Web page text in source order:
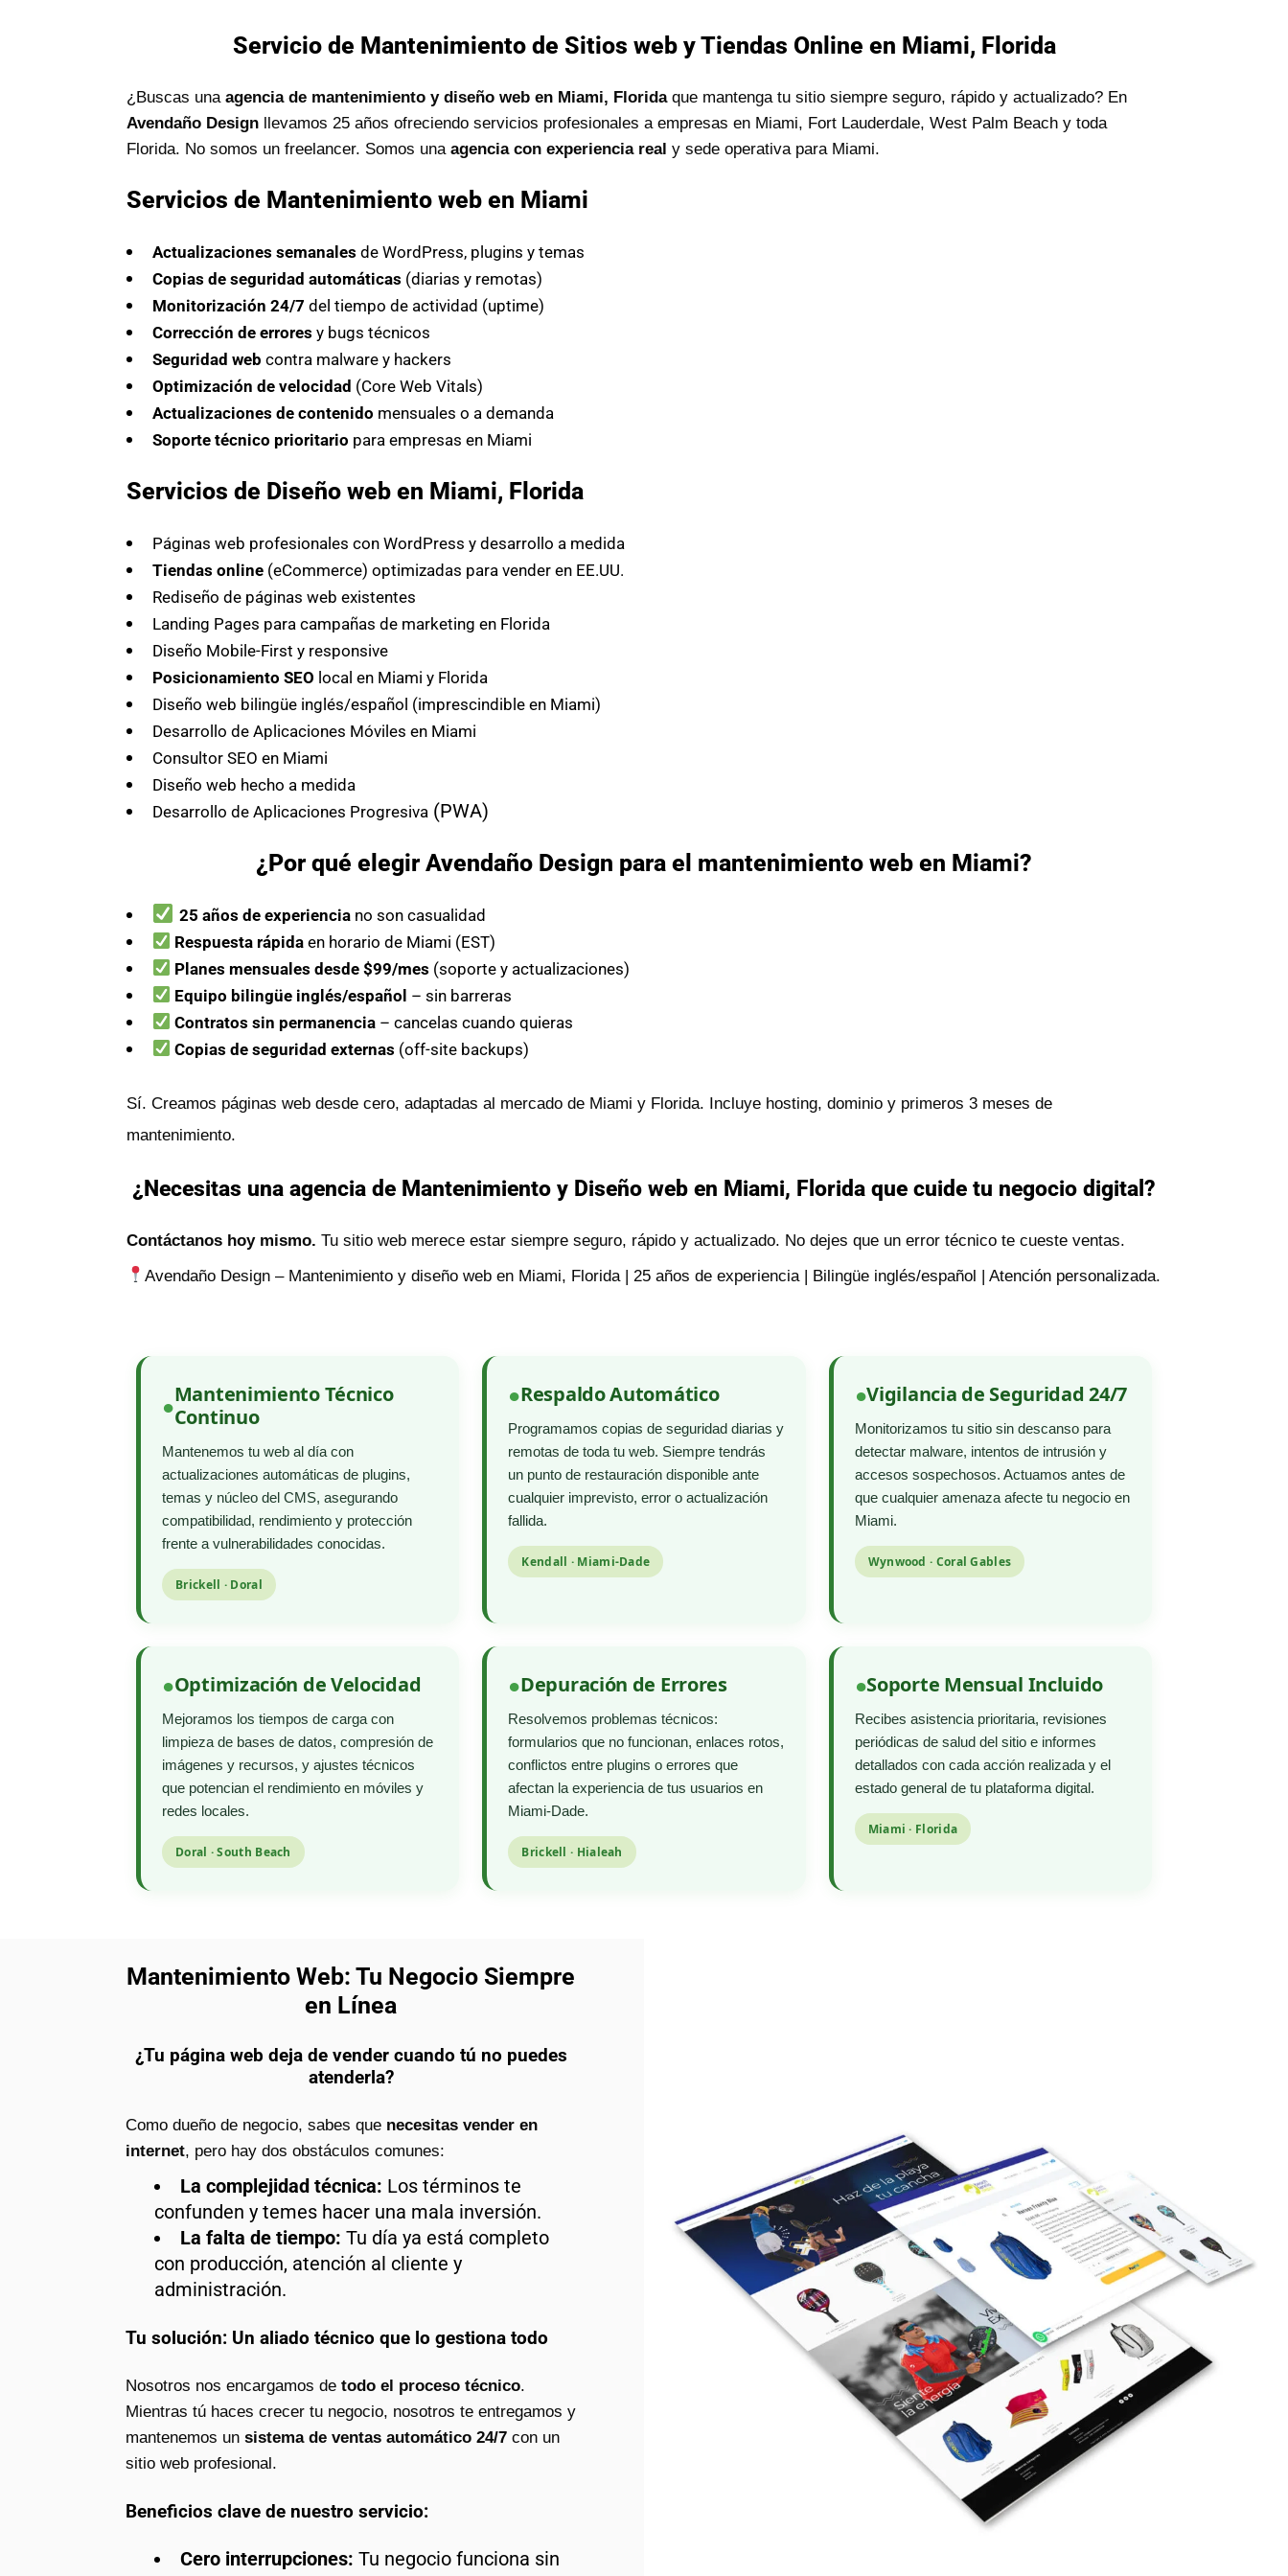
Servicio de Mantenimiento de Sitios web y Tiendas Online en Miami, Florida
¿Buscas una agencia de mantenimiento y diseño web en Miami, Floridaque mantenga tu sitio siempre seguro, rápido y actualizado? En
Avendaño Design llevamos 25 años ofreciendo servicios profesionales a empresas en Miami, Fort Lauderdale, West Palm Beach y toda
Florida. No somos un freelancer. Somos una agencia con experiencia real y sede operativa para Miami.
Servicios de Mantenimiento web en Miami
Actualizaciones semanales de WordPress, plugins y temas
Copias de seguridad automáticas (diarias y remotas)
Monitorización 24/7 del tiempo de actividad (uptime)
Corrección de errores y bugs técnicos
Seguridad web contra malware y hackers
Optimización de velocidad (Core Web Vitals)
Actualizaciones de contenido mensuales o a demanda
Soporte técnico prioritario para empresas en Miami
Servicios de Diseño web en Miami, Florida
Páginas web profesionales con WordPress y desarrollo a medida
Tiendas online (eCommerce) optimizadas para vender en EE.UU.
Rediseño de páginas web existentes
Landing Pages para campañas de marketing en Florida
Diseño Mobile-First y responsive
Posicionamiento SEO local en Miami y Florida
Diseño web bilingüe inglés/español (imprescindible en Miami)
Desarrollo de Aplicaciones Móviles en Miami
Consultor SEO en Miami
Diseño web hecho a medida
Desarrollo de Aplicaciones Progresiva (PWA)
¿Por qué elegir Avendaño Design para el mantenimiento web en Miami?
25 años de experienciano son casualidad
Respuesta rápida en horario de Miami (EST)
Planes mensuales desde $99/mes (soporte y actualizaciones)
Equipo bilingüe inglés/español – sin barreras
Contratos sin permanencia – cancelas cuando quieras
Copias de seguridad externas (off-site backups)
Sí. Creamos páginas web desde cero, adaptadas al mercado de Miami y Florida. Incluye hosting, dominio y primeros 3 meses de
mantenimiento.
¿Necesitas una agencia de Mantenimiento y Diseño web en Miami, Florida que cuide tu negocio digital?
Contáctanos hoy mismo. Tu sitio web merece estar siempre seguro, rápido y actualizado. No dejes que un error técnico te cueste ventas.
Avendaño Design – Mantenimiento y diseño web en Miami, Florida | 25 años de experiencia | Bilingüe inglés/español | Atención personalizada.
Mantenimiento Técnico
Continuo
Mantenemos tu web al día con
actualizaciones automáticas de plugins,
temas y núcleo del CMS, asegurando
compatibilidad, rendimiento y protección
frente a vulnerabilidades conocidas.
Brickell · Doral
Respaldo Automático
Programamos copias de seguridad diarias y
remotas de toda tu web. Siempre tendrás
un punto de restauración disponible ante
cualquier imprevisto, error o actualización
fallida.
Kendall · Miami-Dade
Vigilancia de Seguridad 24/7
Monitorizamos tu sitio sin descanso para
detectar malware, intentos de intrusión y
accesos sospechosos. Actuamos antes de
que cualquier amenaza afecte tu negocio en
Miami.
Wynwood · Coral Gables
Optimización de Velocidad
Mejoramos los tiempos de carga con
limpieza de bases de datos, compresión de
imágenes y recursos, y ajustes técnicos
que potencian el rendimiento en móviles y
redes locales.
Doral · South Beach
Depuración de Errores
Resolvemos problemas técnicos:
formularios que no funcionan, enlaces rotos,
conflictos entre plugins o errores que
afectan la experiencia de tus usuarios en
Miami-Dade.
Brickell · Hialeah
Soporte Mensual Incluido
Recibes asistencia prioritaria, revisiones
periódicas de salud del sitio e informes
detallados con cada acción realizada y el
estado general de tu plataforma digital.
Miami · Florida
Mantenimiento Web: Tu Negocio Siempre
en Línea
¿Tu página web deja de vender cuando tú no puedes
atenderla?
Como dueño de negocio, sabes que necesitas vender en
internet, pero hay dos obstáculos comunes:
La complejidad técnica: Los términos te
confunden y temes hacer una mala inversión.
La falta de tiempo: Tu día ya está completo
con producción, atención al cliente y
administración.
Tu solución: Un aliado técnico que lo gestiona todo
Nosotros nos encargamos de todo el proceso técnico.
Mientras tú haces crecer tu negocio, nosotros te entregamos y
mantenemos un sistema de ventas automático 24/7con un
sitio web profesional.
Beneficios clave de nuestro servicio:
Cero interrupciones: Tu negocio funciona sin